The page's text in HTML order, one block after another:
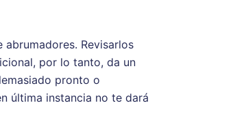
abrumadores. Revisarlos
por lo tanto, da un
pronto o
última instancia no te dará